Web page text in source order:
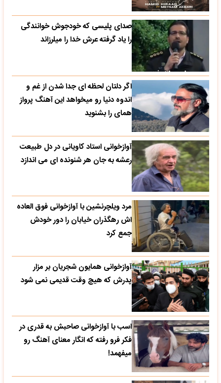
صدای پلیسی که خودجوش خوانندگی
را یاد گرفته عرش خدا را میلرزاند
اگر دلتان لحظه ای جدا شدن از غم و
اندوه دنیا رو میخواهد این آهنگ پرواز
همای را بشنوید
آوازخوانی استاد کاویانی در دل طبیعت
رعشه به جان هر شنونده ای می اندازد
مرد ویلچرنشین با آوازخوانی فوق العاده
اش رهگذران خیابان را دور خودش
جمع کرد
آوازخوانی همایون شجریان بر مزار
پدرش که هیچ وقت قدیمی نمی شود
اسب با آوازخوانی صاحبش به قدری در
فکر فرو رفته که انگار معنای آهنگ رو
میفهمد!